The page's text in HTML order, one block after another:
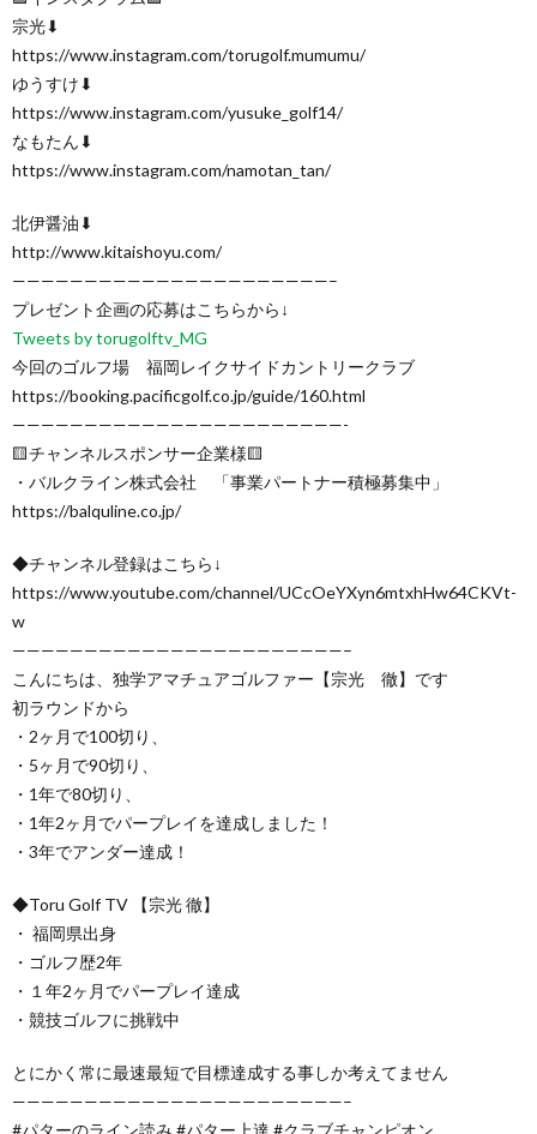
宗光⬇︎
https://www.instagram.com/torugolf.mumumu/
ゆうすけ⬇︎
https://www.instagram.com/yusuke_golf14/
なもたん⬇︎
https://www.instagram.com/namotan_tan/
北伊醤油⬇︎
http://www.kitaishoyu.com/
——————————————————————–
プレゼント企画の応募はこちらから↓
Tweets by torugolftv_MG
今回のゴルフ場 福岡レイクサイドカントリークラブ
https://booking.pacificgolf.co.jp/guide/160.html
———————————————————————-
🟨チャンネルスポンサー企業様🟨
・バルクライン株式会社 「事業パートナー積極募集中」
https://balquline.co.jp/
◆チャンネル登録はこちら↓
https://www.youtube.com/channel/UCcOeYXyn6mtxhHw64CKVt-
w
———————————————————————–
こんにちは、独学アマチュアゴルファー【宗光 徹】です
初ラウンドから
・2ヶ月で100切り、
・5ヶ月で90切り、
・1年で80切り、
・1年2ヶ月でパープレイを達成しました！
・3年でアンダー達成！
◆Toru Golf TV 【宗光 徹】
・ 福岡県出身
・ゴルフ歴2年
・１年2ヶ月でパープレイ達成
・競技ゴルフに挑戦中
とにかく常に最速最短で目標達成する事しか考えてません
———————————————————————–
#パターのライン読み #パター上達 #クラブチャンピオン